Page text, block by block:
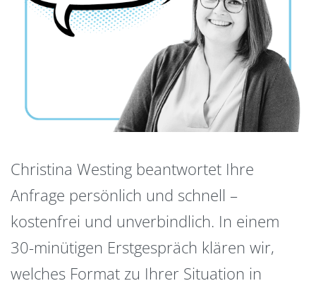
Christina Westing beantwortet Ihre
Anfrage persönlich und schnell –
kostenfrei und unverbindlich. In einem
30-minütigen Erstgespräch klären wir,
welches Format zu Ihrer Situation in